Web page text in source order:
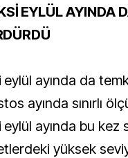
EYLÜL AYINDA
ayında da
ayında sınırlı
ayında bu kez
yüksek